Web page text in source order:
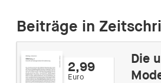
Beiträge in
2,99
Euro
Die